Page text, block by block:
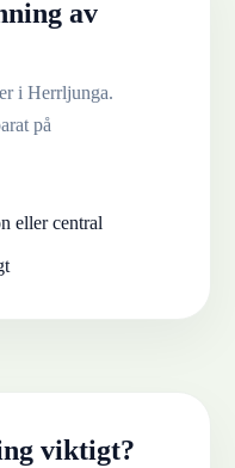
av
i Herrljunga.
på
eller central
viktigt?